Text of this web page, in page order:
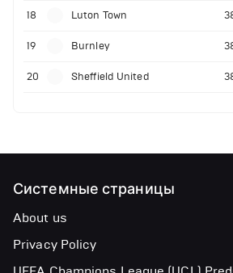
18 Luton Town
19 Burnley
20 Sheffield United
Системные страницы
About us
Privacy Policy